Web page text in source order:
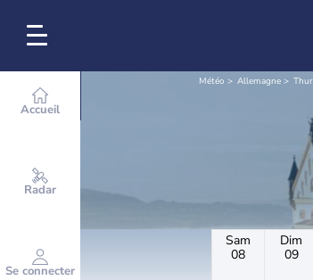
Accueil
Radar
Se connecter
Météo Allemagne
Sam
08
Dim
09